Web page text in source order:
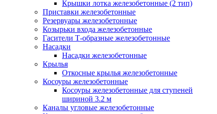
Крышки лотка железобетонные (2 тип)
Приставки железобетонные
Резервуары железобетонные
Козырьки входа железобетонные
Гасители Т-образные железобетонные
Насадки
Насадки железобетонные
Крылья
Откосные крылья железобетонные
Косоуры железобетонные
Косоуры железобетонные для ступеней
шириной 3.2 м
Каналы угловые железобетонные